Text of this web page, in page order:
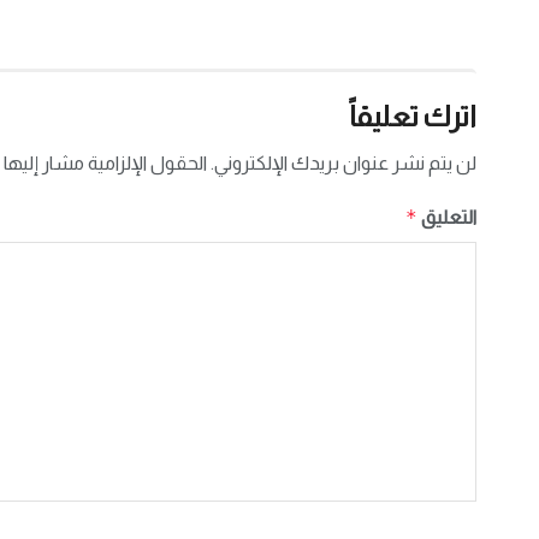
اترك تعليقاً
لن يتم نشر عنوان بريدك الإلكتروني. الحقول الإلزامية مشار إليها
التعليق *